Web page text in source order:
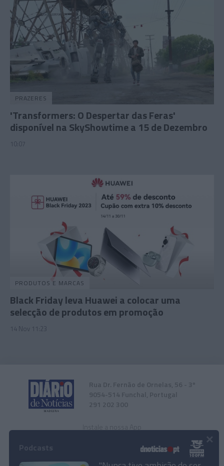
PRAZERES
'Transformers: O Despertar das Feras'
disponível na SkyShowtime a 15 de Dezembro
10:07
PRODUTOS E MARCAS
Black Friday leva Huawei a colocar uma
selecção de produtos em promoção
14 Nov 11:23
Rua Dr. Fernão de Ornelas, 56 - 3º
9054-514 Funchal, Portugal
291 202 300
Instale a nossa App ×